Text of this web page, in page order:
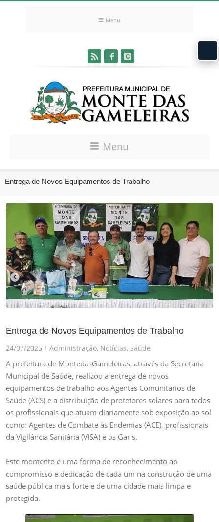
Menu
Menu
Entrega de Novos Equipamentos de Trabalho
Entrega de Novos Equipamentos de Trabalho
24/07/2025 | Administração, Notícias, Saúde
A prefeitura de MontedasGameleiras, através da Secretaria
Municipal de Saúde, realizou a entrega de novos
equipamentos de trabalho aos Agentes Comunitários de
Saúde (ACS) e a distribuição de protetores solares para todos
os profissionais que atuam diariamente sob exposição ao sol
como: Agentes de Combate às Endemias (ACE), profissionais
da Vigilância Sanitária (VISA) e os Garis.
Este momento é uma forma de reconhecimento ao
compromisso e dedicação de cada um na construção de uma
saúde pública mais forte e de uma cidade mais limpa e
protegida.